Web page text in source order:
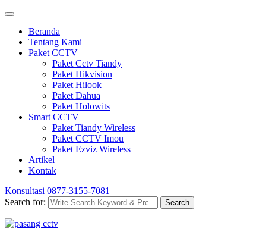
Beranda
Tentang Kami
Paket CCTV
Paket Cctv Tiandy
Paket Hikvision
Paket Hilook
Paket Dahua
Paket Holowits
Smart CCTV
Paket Tiandy Wireless
Paket CCTV Imou
Paket Ezviz Wireless
Artikel
Kontak
Konsultasi 0877-3155-7081
Search for:
Search